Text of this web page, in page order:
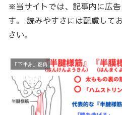
※当サイトでは、記事内に広
す。 読みやすさには配慮して
さい。
「下半身」筋肉